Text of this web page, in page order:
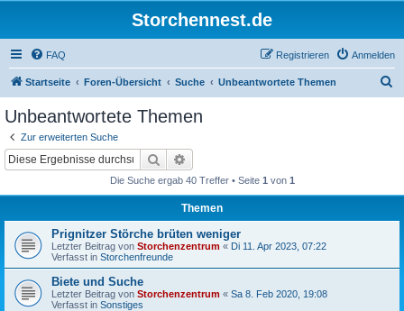
Storchennest.de
FAQ Anmelden
Registrieren
Startseite Foren-Übersicht Suche Unbeantwortete Themen
Unbeantwortete Themen
Zur erweiterten Suche
Suche
Die Suche ergab 40 Treffer • Seite 1 von 1
Themen
Prignitzer Störche brüten weniger
Letzter Beitrag von Storchenzentrum « Di 11. Apr 2023, 07:22
Verfasst in Storchenfreunde
Biete und Suche
Letzter Beitrag von Storchenzentrum « Sa 8. Feb 2020, 19:08
Verfasst in Sonstiges